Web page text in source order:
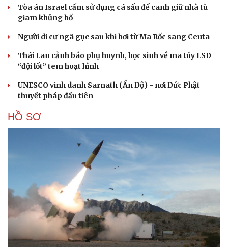
Tòa án Israel cấm sử dụng cá sấu để canh giữ nhà tù
giam khủng bố
Người di cư ngã gục sau khi bơi từ Ma Rốc sang Ceuta
Thái Lan cảnh báo phụ huynh, học sinh về ma túy LSD
“đội lốt” tem hoạt hình
UNESCO vinh danh Sarnath (Ấn Độ) - nơi Đức Phật
thuyết pháp đầu tiên
HỒ SƠ